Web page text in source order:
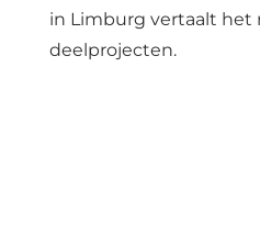
in Limburg vertaalt het
deelprojecten.